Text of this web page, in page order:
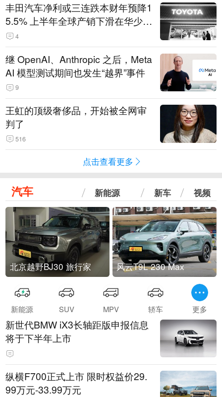
丰田汽车净利或三连跌本财年预降1
5.5% 上半年全球产销下滑在华少卖
14.3万辆
4
继 OpenAI、Anthropic 之后，Meta
AI 模型测试期间也发生“越界”事件
9
王虹的顶级奢侈品，开始被全网审
判了
516
点击查看更多
汽车 新能源 新车 视频
北京越野BJ30 旅行家 风云T9L 230 Max
新能源 SUV MPV 轿车 更多
新世代BMW iX3长轴距版申报信息
将于下半年上市
纵横F700正式上市 限时权益价29.
99万元-33.99万元